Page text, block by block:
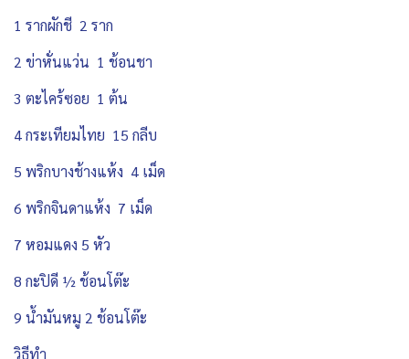
1 รากผักชี 2 ราก
2 ข่าหั่นแว่น 1 ช้อนชา
3 ตะไคร้ซอย 1 ต้น
4 กระเทียมไทย 15 กลีบ
5 พริกบางช้างแห้ง 4 เม็ด
6 พริกจินดาแห้ง 7 เม็ด
7 หอมแดง 5 หัว
8 กะปิดี ½ ช้อนโต๊ะ
9 น้ำมันหมู 2 ช้อนโต๊ะ
วิธีทำ